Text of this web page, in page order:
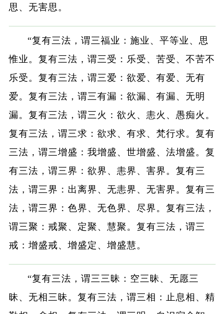
思、无害思。
“复有三法，谓三福业：施业、平等业、思
惟业。复有三法，谓三受：乐受、苦受、不苦不
乐受。复有三法，谓三爱：欲爱、有爱、无有
爱。复有三法，谓三有漏：欲漏、有漏、无明
漏。复有三法，谓三火：欲火、恚火、愚痴火。
复有三法，谓三求：欲求、有求、梵行求。复有
三法，谓三增盛：我增盛、世增盛、法增盛。复
有三法，谓三界：欲界、恚界、害界。复有三
法，谓三界：出离界、无恚界、无害界。复有三
法，谓三界：色界、无色界、尽界。复有三法，
谓三聚：戒聚、定聚、慧聚。复有三法，谓三
戒：增盛戒、增盛定、增盛慧。
“复有三法，谓三三昧：空三昧、无愿三
昧、无相三昧。复有三法，谓三相：止息相、精